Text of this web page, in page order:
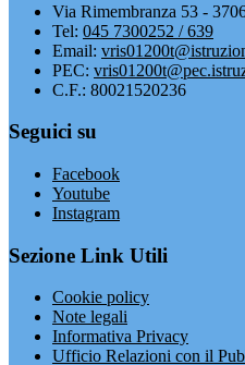
Via Rimembranza 53 -
Tel: 045 7300252 / 639
Email:
PEC:
C.F.: 80021520236
Seguici su
Facebook
Youtube
Instagram
Sezione Link Utili
Cookie policy
Note legali
Informativa Privacy
Ufficio Relazioni con il